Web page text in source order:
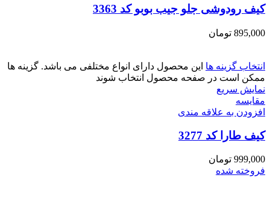
کیف رودوشی جلو جیب بوبو کد 3363
895,000 تومان
انتخاب گزینه ها این محصول دارای انواع مختلفی می باشد. گزینه ها
ممکن است در صفحه محصول انتخاب شوند
نمایش سریع
مقايسه
افزودن به علاقه مندی
کیف طارا کد 3277
999,000 تومان
فروخته شده